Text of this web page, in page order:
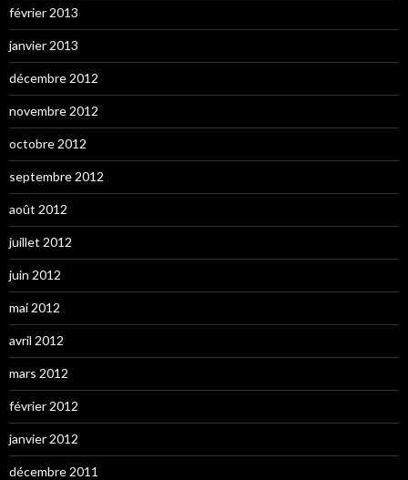
février 2013
janvier 2013
décembre 2012
novembre 2012
octobre 2012
septembre 2012
août 2012
juillet 2012
juin 2012
mai 2012
avril 2012
mars 2012
février 2012
janvier 2012
décembre 2011